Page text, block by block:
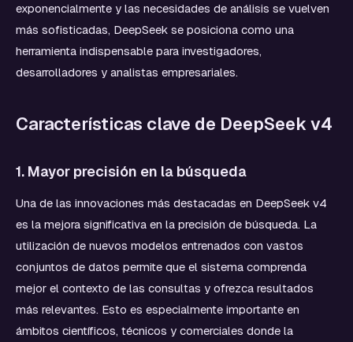
exponencialmente y las necesidades de análisis se vuelven
más sofisticadas, DeepSeek se posiciona como una
herramienta indispensable para investigadores,
desarrolladores y analistas empresariales.
Características clave de DeepSeek v4
1. Mayor precisión en la búsqueda
Una de las innovaciones más destacadas en DeepSeek v4
es la mejora significativa en la precisión de búsqueda. La
utilización de nuevos modelos entrenados con vastos
conjuntos de datos permite que el sistema comprenda
mejor el contexto de las consultas y ofrezca resultados
más relevantes. Esto es especialmente importante en
ámbitos científicos, técnicos y comerciales donde la